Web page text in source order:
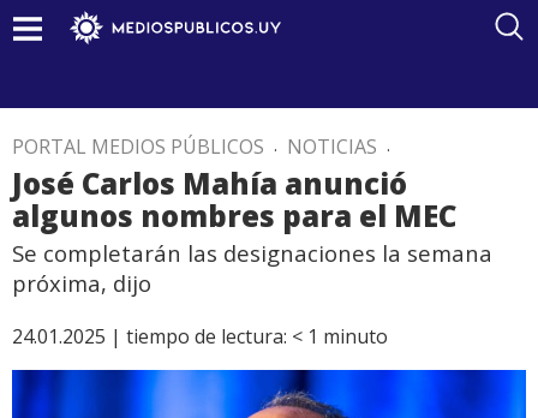
PORTAL MEDIOS PÚBLICOS . NOTICIAS .
José Carlos Mahía anunció
algunos nombres para el MEC
Se completarán las designaciones la semana
próxima, dijo
24.01.2025 | tiempo de lectura: < 1 minuto